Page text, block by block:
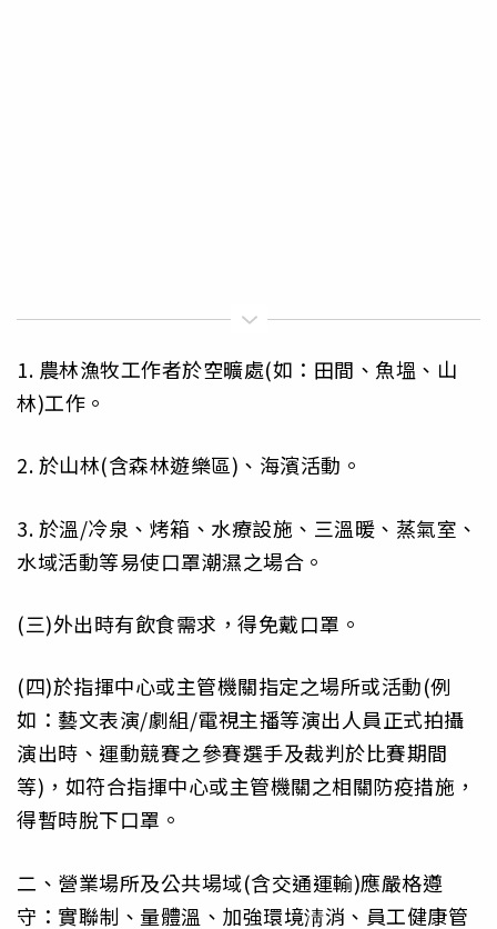
1. 農林漁牧工作者於空曠處(如：田間、魚塭、山
林)工作。
2. 於山林(含森林遊樂區)、海濱活動。
3. 於溫/冷泉、烤箱、水療設施、三溫暖、蒸氣室、
水域活動等易使口罩潮濕之場合。
(三)外出時有飲食需求，得免戴口罩。
(四)於指揮中心或主管機關指定之場所或活動(例
如：藝文表演/劇組/電視主播等演出人員正式拍攝
演出時、運動競賽之參賽選手及裁判於比賽期間
等)，如符合指揮中心或主管機關之相關防疫措施，
得暫時脫下口罩。
二、營業場所及公共場域(含交通運輸)應嚴格遵
守：實聯制、量體溫、加強環境淸消、員工健康管